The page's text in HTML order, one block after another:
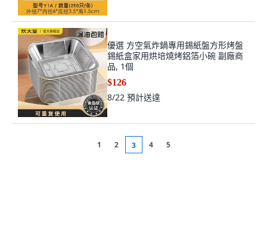
優選 方空氣炸鍋專用錫紙盤方形烤盤
錫紙盒家用烘培燒烤鋁箔小碗 副廠商
品, 1個
$126
8/22 預計送達
1 2 3 4 5